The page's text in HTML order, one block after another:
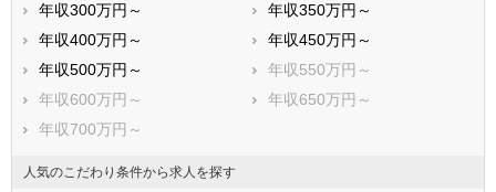
三郷市
蓮田市
坂戸市
幸手市
鶴ヶ島市
日高市
吉川市
ふじみ野市
白岡市
入間郡三芳町
年収300万円～
年収350万円～
年収400万円～
年収450万円～
年収500万円～
年収550万円～
年収600万円～
年収650万円～
年収700万円～
人気のこだわり条件から求人を探す